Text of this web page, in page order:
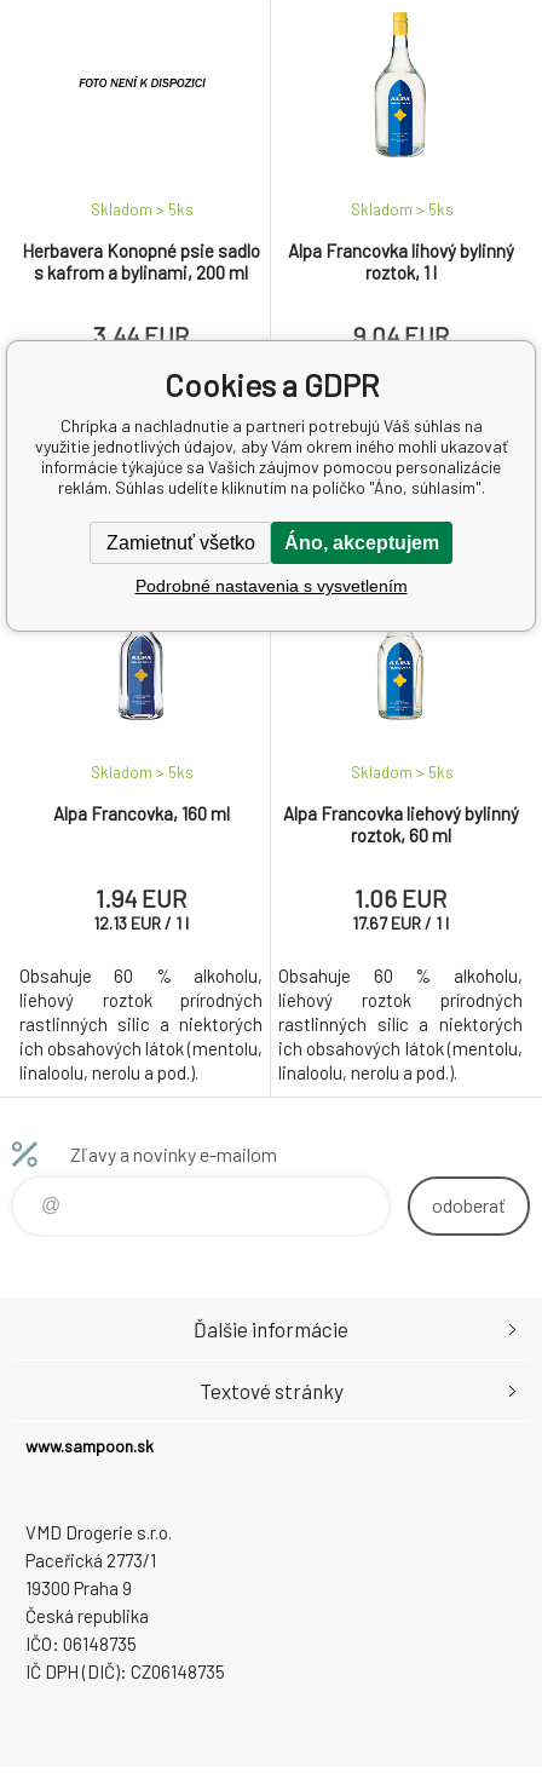
nechutenstvím. Akutní fáze zpravidla odezní po pěti až sedmi
dnech, asi v pětině případů však na ni může navázat bakteriální
Měsíční kámen
Herbavera Konopné psie sadlo
s kafrom a bylinami, 200 ml
Skladom > 5ks
3.44 EUR
vybraných bylín s výbornými
účinkami na uvoľnenie
organizmu. Jemná masáž na
dýchanie pri nachladnutí, kašli
a nádche.
Alpa Francovka lihový bylinný
roztok, 1 l
Skladom > 5ks
9.04 EUR
roztok prírodných rastlinných
silíc a niektorých ich
obsahových látok (mentolu,
Alpa Francovka, 160 ml
Skladom > 5ks
1.94 EUR
12.13 EUR/ 1 l
Obsahuje 60 % alkoholu,
liehový roztok prírodných
rastlinných silic a niektorých
ich obsahových látok (mentolu,
linaloolu, nerolu a pod.).
Alpa Francovka liehový bylinný
roztok, 60 ml
Skladom > 5ks
1.06 EUR
17.67 EUR/ 1 l
Obsahuje 60 % alkoholu,
liehový roztok prírodných
rastlinných silíc a niektorých
ich obsahových látok (mentolu,
linaloolu, nerolu a pod.).
Zľavy a novinky e-mailom
odoberať
www.sampoon.sk
VMD Drogerie s.r.o.
Paceřická 2773/1
19300 Praha 9
Česká republika
IČO: 06148735
IČ DPH (DIČ): CZ06148735
Ďalšie informácie
Textové stránky
Cookies a GDPR
Chrípka a nachladnutie a partneri potrebujú Váš súhlas na
využitie jednotlivých údajov, aby Vám okrem iného mohli ukazovať
informácie týkajúce sa Vašich záujmov pomocou personalizácie
reklám. Súhlas udelíte kliknutím na políčko "Áno, súhlasím".
Zamietnuť všetko Áno, akceptujem
Podrobné nastavenia s vysvetlením